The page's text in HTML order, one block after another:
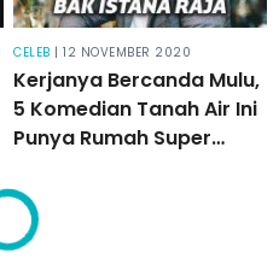
CELEB | 12 NOVEMBER 2020
Kerjanya Bercanda Mulu,
5 Komedian Tanah Air Ini
Punya Rumah Super